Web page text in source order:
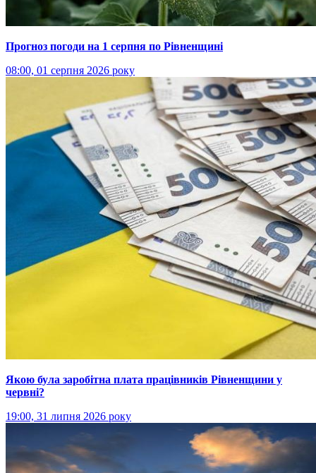
Прогноз погоди на 1 серпня по Рівненщині
08:00, 01 серпня 2026 року
Якою була заробітна плата працівників Рівненщини у
червні?
19:00, 31 липня 2026 року